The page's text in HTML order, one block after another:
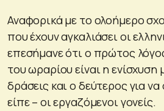
Αναφορικά με το ολοήμερο
που έχουν αγκαλιάσει οι
επεσήμανε ότι ο πρώτος
του ωραρίου είναι η ενίσχυση
δράσεις και ο δεύτερος για
είπε – οι εργαζόμενοι γονείς.